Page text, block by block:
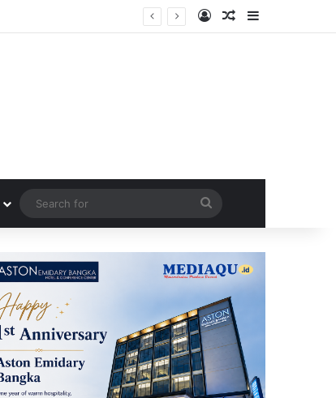
Log InRandom Article
Sidebar
for